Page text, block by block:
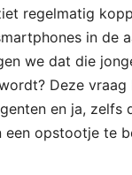
regelmatig
in de
we dat die
Deze
en ja,
opstootje te